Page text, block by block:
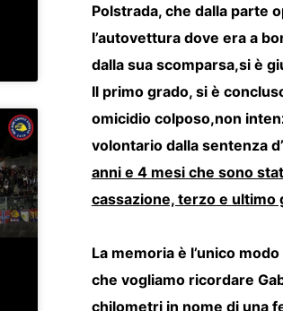
Polstrada, che dalla parte
l’autovettura dove era a
dalla sua scomparsa,si è
Il primo grado, si è
omicidio colposo,non
volontario dalla sentenza
anni e 4 mesi che sono
cassazione, terzo e ultimo
La memoria è l’unico
che vogliamo ricordare
chilometri in nome di una